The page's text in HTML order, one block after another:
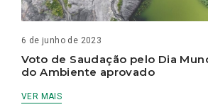
6 de junho de 2023
Voto de Saudação pelo Dia
do Ambiente aprovado
VER MAIS